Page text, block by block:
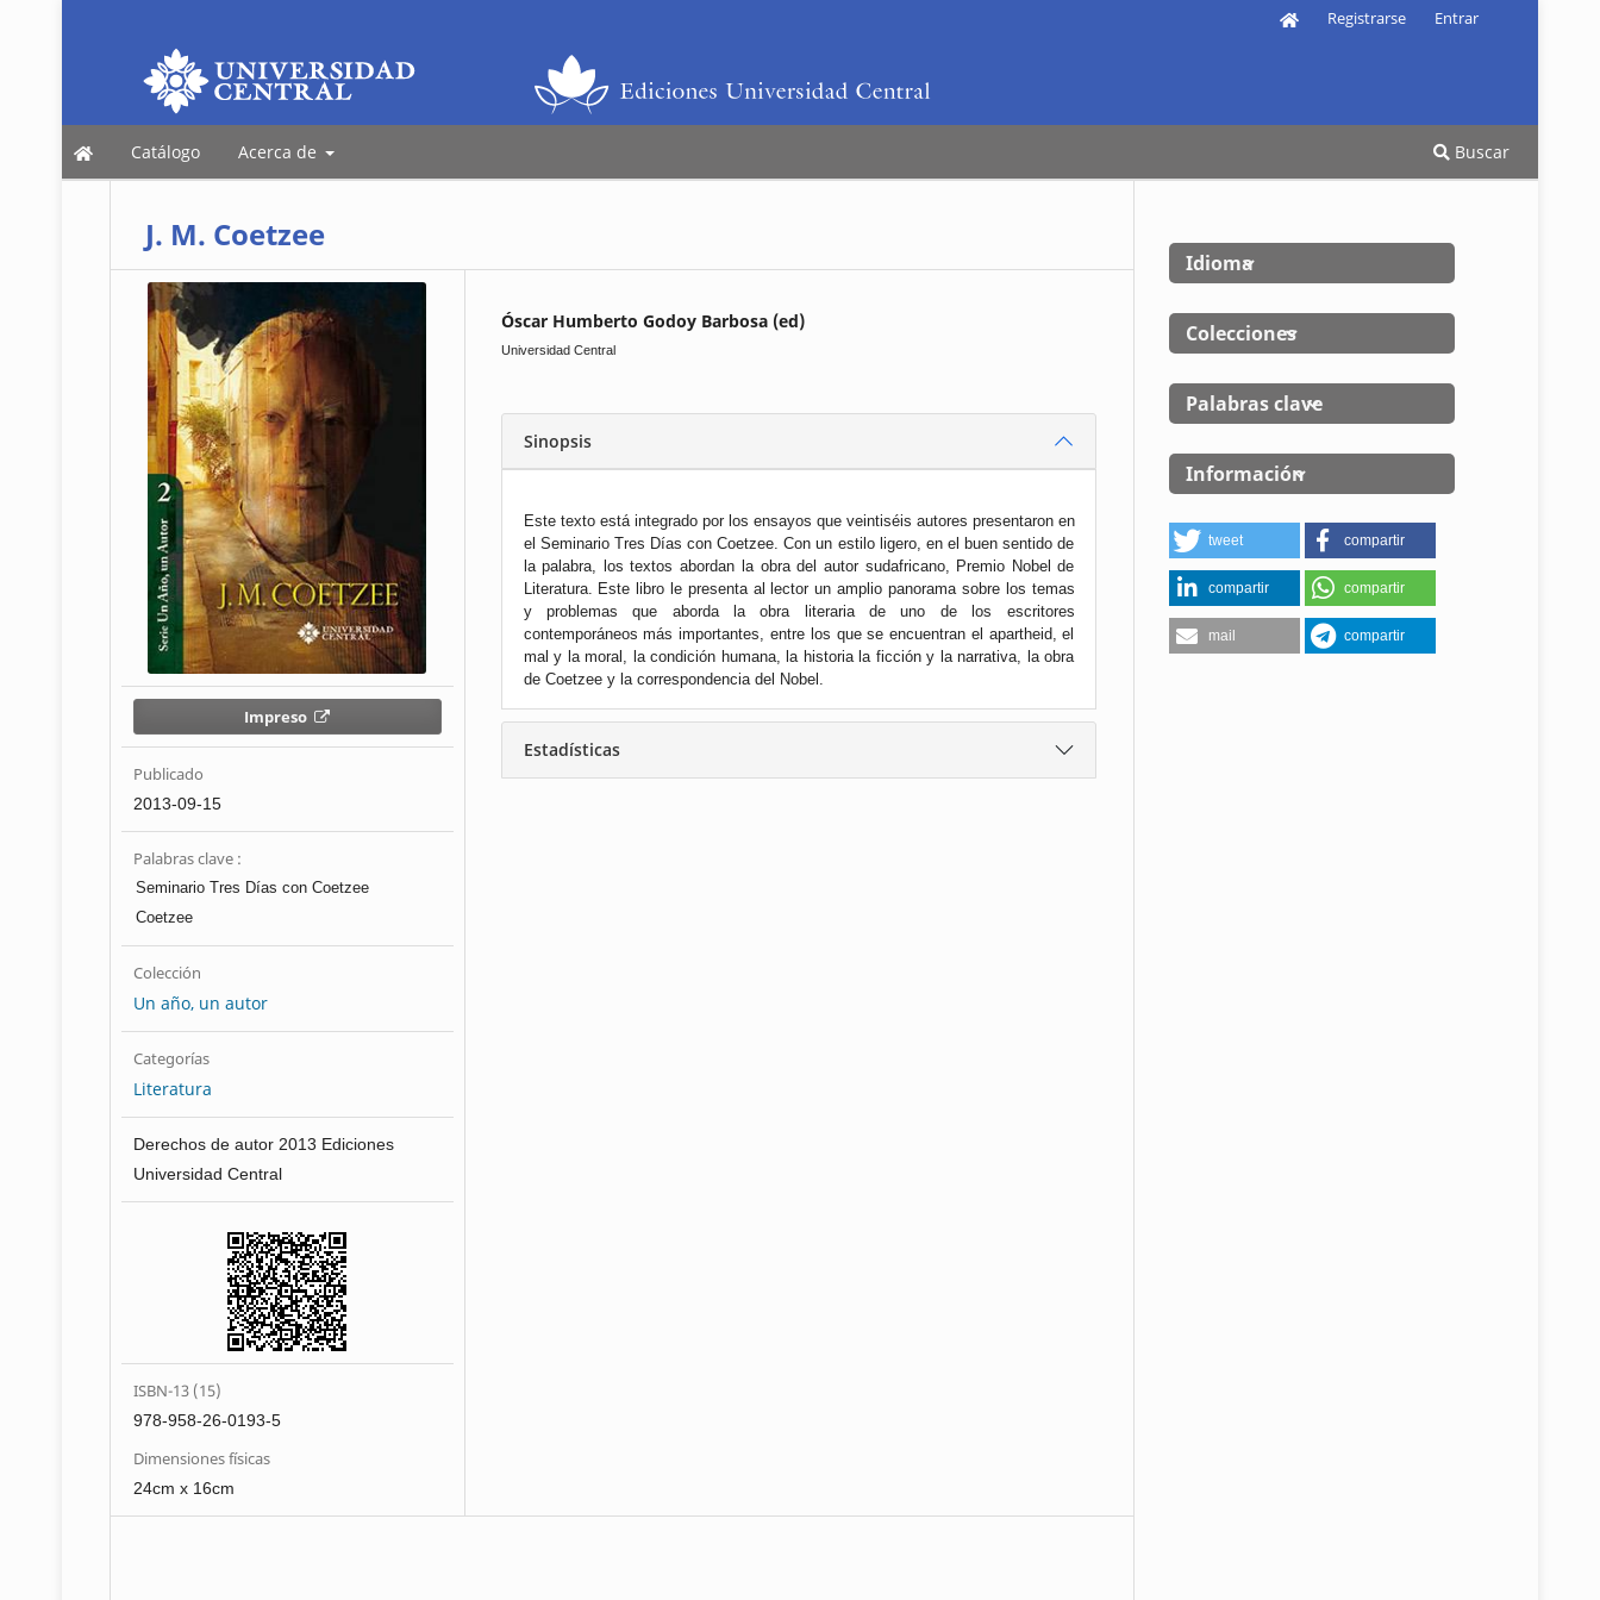
Catálogo Acerca de Buscar
Registrarse Entrar
J. M. Coetzee
Impreso
Publicado
2013-09-15
Palabras clave :
Seminario Tres Días con Coetzee
Coetzee
Colección
Un año, un autor
Categorías
Literatura
Derechos de autor 2013 Ediciones
Universidad Central
ISBN-13 (15)
978-958-26-0193-5
Dimensiones físicas
24cm x 16cm
Óscar Humberto Godoy Barbosa (ed)
Universidad Central
Sinopsis
Este texto está integrado por los ensayos que veintiséis autores presentaron en
el Seminario Tres Días con Coetzee. Con un estilo ligero, en el buen sentido de
la palabra, los textos abordan la obra del autor sudafricano, Premio Nobel de
Literatura. Este libro le presenta al lector un amplio panorama sobre los temas
y problemas que aborda la obra literaria de uno de los escritores
contemporáneos más importantes, entre los que se encuentran el apartheid, el
mal y la moral, la condición humana, la historia la ficción y la narrativa, la obra
de Coetzee y la correspondencia del Nobel.
Estadísticas
Idioma
Colecciones
Palabras clave
Información
tweet compartir
compartir compartir
mail compartir